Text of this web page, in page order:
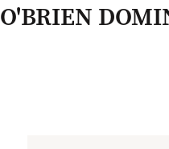
O'BRIEN